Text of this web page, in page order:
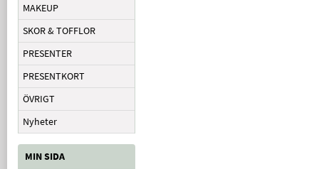
MAKEUP
SKOR & TOFFLOR
PRESENTER
PRESENTKORT
ÖVRIGT
Nyheter
MIN SIDA